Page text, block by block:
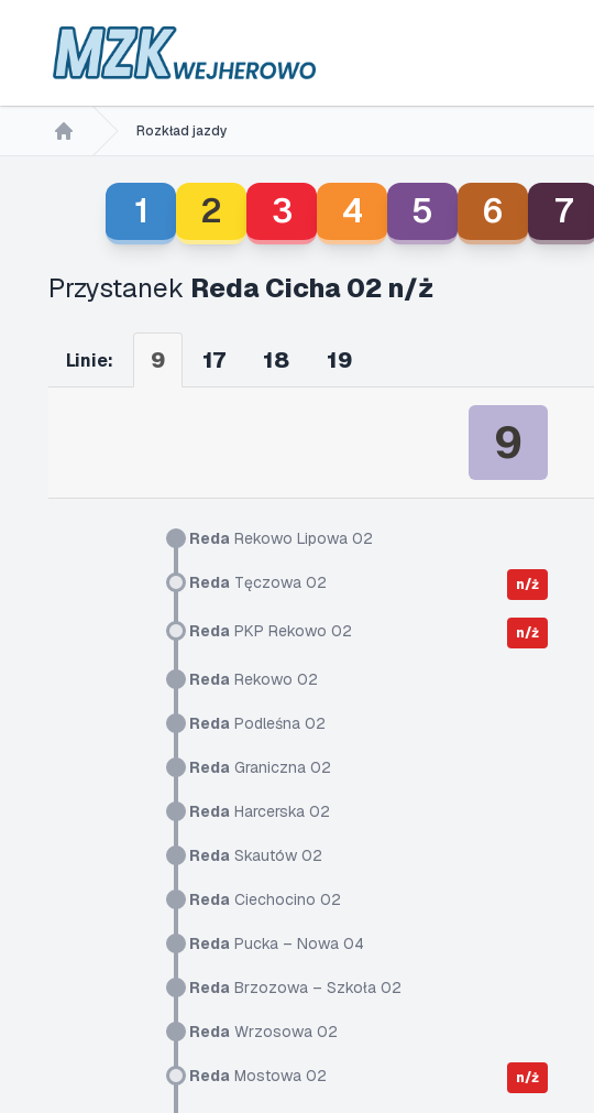
Rozkład jazdy
1 2 3 4 5 6 7
Przystanek Reda Cicha 02 n/ż
Linie: 9 17 18 19
9
Reda Rekowo Lipowa 02
Reda Tęczowa 02 n/ż
Reda PKP Rekowo 02 n/ż
Reda Rekowo 02
Reda Podleśna 02
Reda Graniczna 02
Reda Harcerska 02
Reda Skautów 02
Reda Ciechocino 02
Reda Pucka – Nowa 04
Reda Brzozowa – Szkoła 02
Reda Wrzosowa 02
Reda Mostowa 02 n/ż